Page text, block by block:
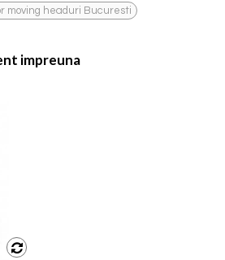
moving headuri Bucuresti
impreuna